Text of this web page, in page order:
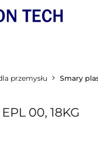
przemysłu Smary
00, 18KG